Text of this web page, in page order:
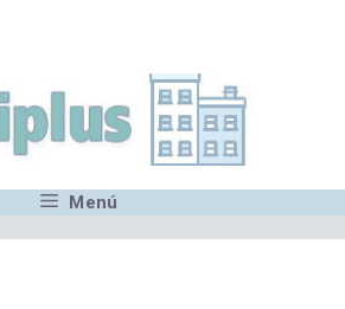
Menú